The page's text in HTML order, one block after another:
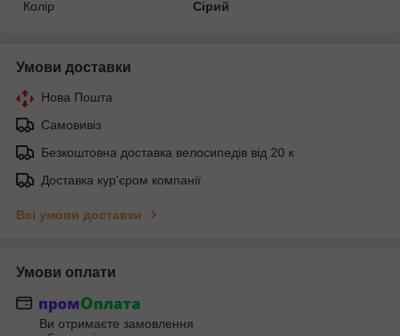
Колір
Сірий
Умови доставки
Нова Пошта
Самовивіз
Безкоштовна доставка велосипедів від 20 к
Доставка кур'єром компанії
Всі умови доставки
Умови оплати
Ви отримаєте замовлення